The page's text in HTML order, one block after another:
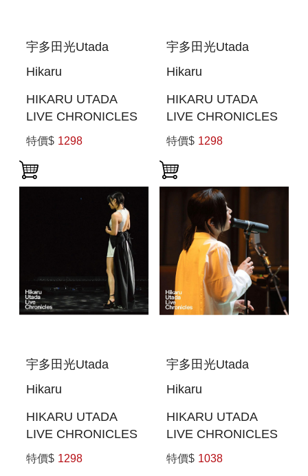
宇多田光Utada
Hikaru
HIKARU UTADA
LIVE CHRONICLES
BOHEMIAN
SUMMER 2000 (日
本進口版((BLU-
RAY))
特價$ 1298
宇多田光Utada
Hikaru
HIKARU UTADA
LIVE CHRONICLES
IN BUDOKAN 2004
(日本進口版(BLU-
RAY))
特價$ 1298
宇多田光Utada
Hikaru
HIKARU UTADA
LIVE CHRONICLES
LAUGHTER IN THE
DARK TOUR 2018
特價$ 1298
宇多田光Utada
Hikaru
HIKARU UTADA
LIVE CHRONICLES
LIVE SESSIONS
FROM AIR
特價$ 1038